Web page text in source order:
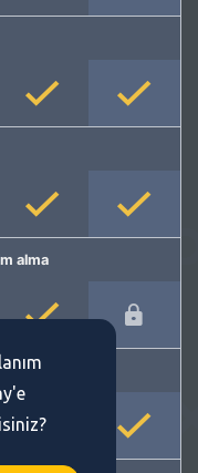
alma